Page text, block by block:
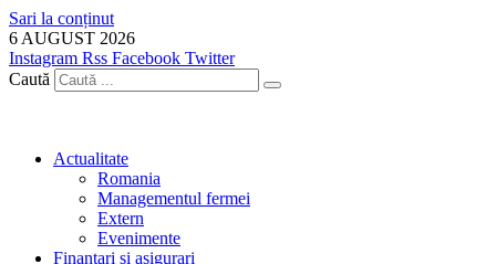
Sari la conținut
6 AUGUST 2026
Instagram Rss Facebook Twitter
Caută
Actualitate
Romania
Managementul fermei
Extern
Evenimente
Finantari si asigurari